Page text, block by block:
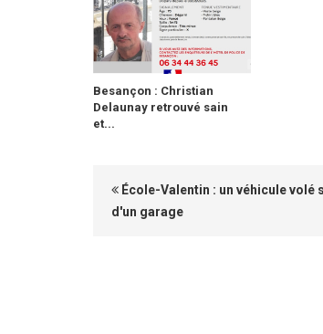
Besançon : Christian
Delaunay retrouvé sain
et...
École-Valentin : un véhicule volé
d'un garage